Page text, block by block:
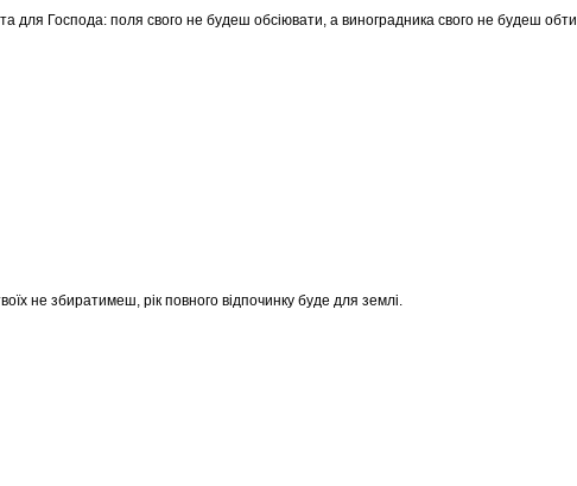
для Господа: поля свого не будеш обсіювати, а виноградника свого не будеш
не збиратимеш, рік повного відпочинку буде для землі.